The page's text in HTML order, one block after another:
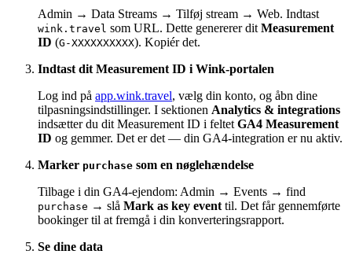
Admin → Data Streams → Tilføj stream → Web. Indtast
wink.travel som URL. Dette genererer dit Measurement
ID (G-XXXXXXXXXX). Kopiér det.
Indtast dit Measurement ID i Wink-portalen
Log ind på app.wink.travel, vælg din konto, og åbn dine
tilpasningsindstillinger. I sektionen Analytics & integrations
indsætter du dit Measurement ID i feltet GA4 Measurement
ID og gemmer. Det er det — din GA4-integration er nu aktiv.
Marker purchase som en nøglehændelse
Tilbage i din GA4-ejendom: Admin → Events → find
purchase → slå Mark as key event til. Det får gennemførte
bookinger til at fremgå i din konverteringsrapport.
Se dine data